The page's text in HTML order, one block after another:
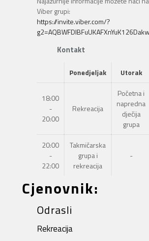
Viber grupi:
https://invite.viber.com/?
Kontakt
Ponedjeljak Utorak
18:00
-
20:00
Rekreacija
Početna i
napredna
dječija
grupa
20:00
-
22:00
Takmičarska
grupa i
rekreacija
-
Cjenovnik:
Odrasli
Rekreacija